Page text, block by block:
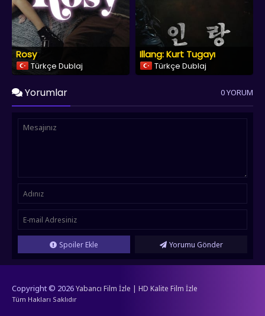
Rosy
Türkçe Dublaj
Illang: Kurt Tugayı
Türkçe Dublaj
Yorumlar 0 YORUM
Spoiler Ekle Yorumu Gönder
Copyright © 2026Yabancı Film İzle | HD Kalite Film İzle
Tüm Hakları Saklıdır